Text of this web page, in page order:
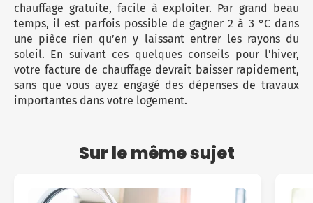
chauffage gratuite, facile à exploiter. Par grand beau
temps, il est parfois possible de gagner 2 à 3 °C dans
une pièce rien qu’en y laissant entrer les rayons du
soleil. En suivant ces quelques conseils pour l’hiver,
votre facture de chauffage devrait baisser rapidement,
sans que vous ayez engagé des dépenses de travaux
importantes dans votre logement.
Sur le même sujet